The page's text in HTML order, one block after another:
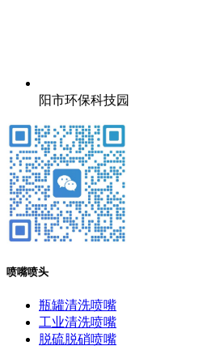
阳市环保科技园
喷嘴喷头
瓶罐清洗喷嘴
工业清洗喷嘴
脱硫脱硝喷嘴